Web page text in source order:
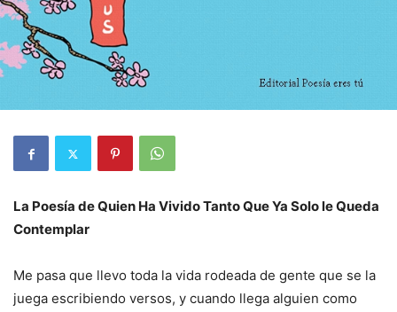
La Poesía de Quien Ha Vivido Tanto Que Ya Solo le Queda
Contemplar
Me pasa que llevo toda la vida rodeada de gente que se la
juega escribiendo versos, y cuando llega alguien como